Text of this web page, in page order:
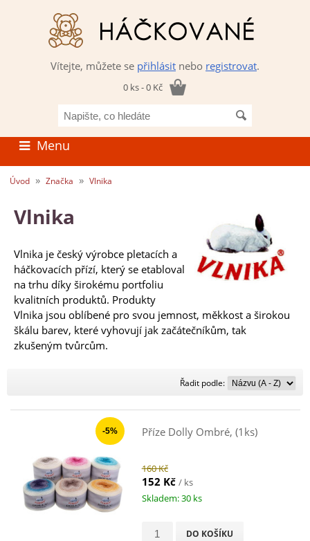
Vítejte, můžete se přihlásit nebo registrovat.
0 ks - 0 Kč
co
hledáte
Menu
Úvod » Značka » Vlnika
Vlnika
Vlnika je český výrobce pletacích a
háčkovacích přízí, který se etabloval
na trhu díky širokému portfoliu
kvalitních produktů. Produkty
Vlnika jsou oblíbené pro svou jemnost, měkkost a širokou
škálu barev, které vyhovují jak začátečníkům, tak
zkušeným tvůrcům.
Řadit podle:
Řadit
-5% Příze Dolly Ombré, (1ks)
160 Kč
152 Kč / ks
Skladem: 30 ks
DO KOŠÍKU